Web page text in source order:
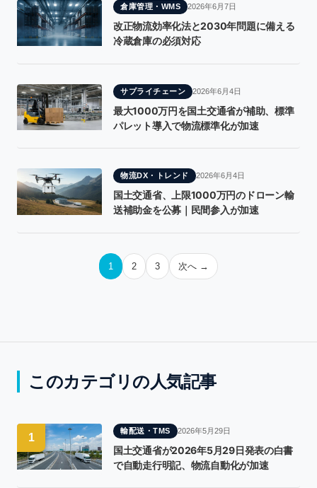
倉庫管理・WMS 2026年6月7日
改正物流効率化法と2030年問題に備える
冷蔵倉庫の必須対応
サプライチェーン 2026年6月4日
最大1000万円を国土交通省が補助、標準
パレット導入で物流標準化が加速
物流DX・トレンド 2026年6月4日
国土交通省、上限1000万円のドローン輸
送補助金を公募｜民間参入が加速
ジ
送
1 2 3 次へ →
このカテゴリの人気記事
1
輸配送・TMS 2026年5月29日
国土交通省が2026年5月29日発表の白書
で自動走行明記、物流自動化が加速